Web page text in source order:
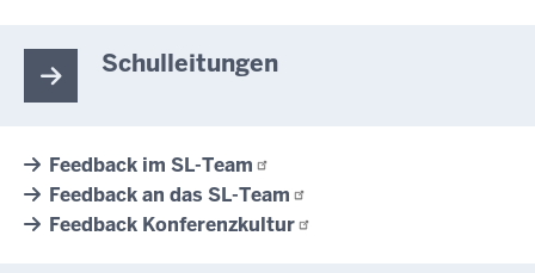
Schulleitungen
Feedback im SL-Team
Feedback an das SL-Team
Feedback Konferenzkultur